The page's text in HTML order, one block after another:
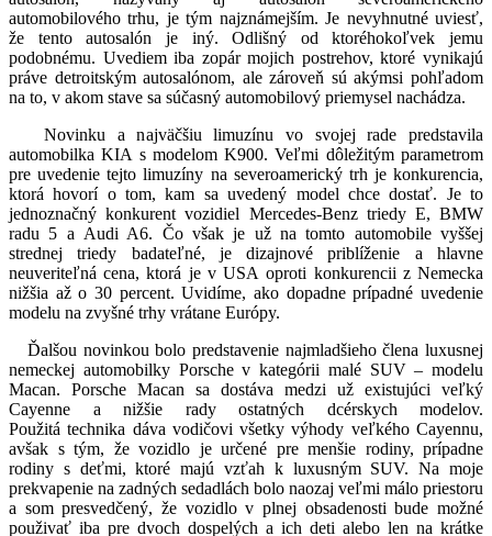
automobilového trhu, je tým najznámejším. Je nevyhnutné uviesť,
že tento autosalón je iný. Odlišný od ktoréhokoľvek jemu
podobnému. Uvediem iba zopár mojich postrehov, ktoré vynikajú
práve detroitským autosalónom, ale zároveň sú akýmsi pohľadom
na to, v akom stave sa súčasný automobilový priemysel nachádza.
Novinku a najväčšiu limuzínu vo svojej rade predstavila
automobilka KIA s modelom K900. Veľmi dôležitým parametrom
pre uvedenie tejto limuzíny na severoamerický trh je konkurencia,
ktorá hovorí o tom, kam sa uvedený model chce dostať. Je to
jednoznačný konkurent vozidiel Mercedes-Benz triedy E, BMW
radu 5 a Audi A6. Čo však je už na tomto automobile vyššej
strednej triedy badateľné, je dizajnové priblíženie a hlavne
neuveriteľná cena, ktorá je v USA oproti konkurencii z Nemecka
nižšia až o 30 percent. Uvidíme, ako dopadne prípadné uvedenie
modelu na zvyšné trhy vrátane Európy.
Ďalšou novinkou bolo predstavenie najmladšieho člena luxusnej
nemeckej automobilky Porsche v kategórii malé SUV – modelu
Macan. Porsche Macan sa dostáva medzi už existujúci veľký
Cayenne a nižšie rady ostatných dcérskych modelov.
Použitá technika dáva vodičovi všetky výhody veľkého Cayennu,
avšak s tým, že vozidlo je určené pre menšie rodiny, prípadne
rodiny s deťmi, ktoré majú vzťah k luxusným SUV. Na moje
prekvapenie na zadných sedadlách bolo naozaj veľmi málo priestoru
a som presvedčený, že vozidlo v plnej obsadenosti bude možné
použivať iba pre dvoch dospelých a ich deti alebo len na krátke